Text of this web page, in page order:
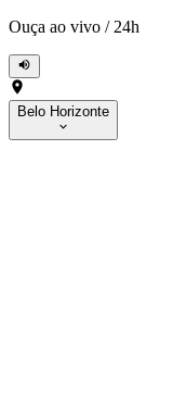
Ouça ao vivo / 24h
Belo Horizonte